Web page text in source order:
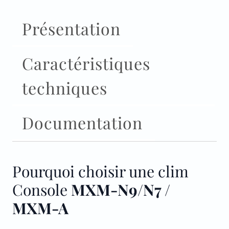
Présentation
Caractéristiques
techniques
Documentation
Pourquoi choisir une clim
Console MXM-N9/N7 /
MXM-A